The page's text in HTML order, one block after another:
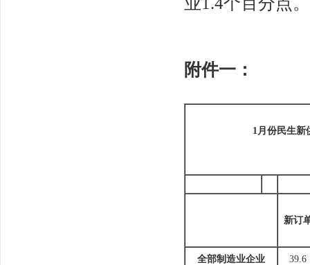
附件一：
1月份民生新
新订
全部制造业企业 39.6